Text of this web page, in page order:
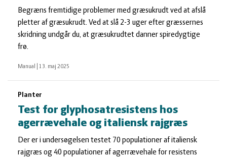
Begræns fremtidige problemer med græsukrudt ved at afslå
pletter af græsukrudt. Ved at slå 2-3 uger efter græssernes
skridning undgår du, at græsukrudtet danner spiredygtige
frø.
Manual 13. maj 2025
Planter
Test for glyphosatresistens hos
agerrævehale og italiensk rajgræs
Der er i undersøgelsen testet 70 populationer af italiensk
rajgræs og 40 populationer af agerrævehale for resistens